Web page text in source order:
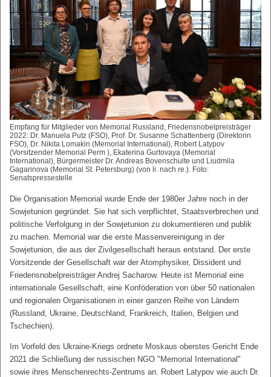
Empfang für Mitglieder von Memorial Russland, Friedensnobelpreisträger
2022: Dr. Manuela Putz (FSO), Prof. Dr. Susanne Schattenberg (Direktorin
FSO), Dr. Nikita Lomakin (Memorial International), Robert Latypov
(Vorsitzender Memorial Perm ), Ekaterina Gurtovaya (Memorial
International), Bürgermeister Dr. Andreas Bovenschulte und Liudmila
Gagarinova (Memorial St. Petersburg) (von li. nach re.). Foto:
Senatspressestelle
Die Organisation Memorial wurde Ende der 1980er Jahre noch in der
Sowjetunion gegründet. Sie hat sich verpflichtet, Staatsverbrechen und
politische Verfolgung in der Sowjetunion zu dokumentieren und publik
zu machen. Memorial war die erste Massenvereinigung in der
Sowjetunion, die aus der Zivilgesellschaft heraus entstand. Der erste
Vorsitzende der Gesellschaft war der Atomphysiker, Dissident und
Friedensnobelpreisträger Andrej Sacharow. Heute ist Memorial eine
internationale Gesellschaft, eine Konföderation von über 50 nationalen
und regionalen Organisationen in einer ganzen Reihe von Ländern
(Russland, Ukraine, Deutschland, Frankreich, Italien, Belgien und
Tschechien).
Im Vorfeld des Ukraine-Kriegs ordnete Moskaus oberstes Gericht Ende
2021 die Schließung der russischen NGO "Memorial International"
sowie ihres Menschenrechts-Zentrums an. Robert Latypov wie auch Dr.